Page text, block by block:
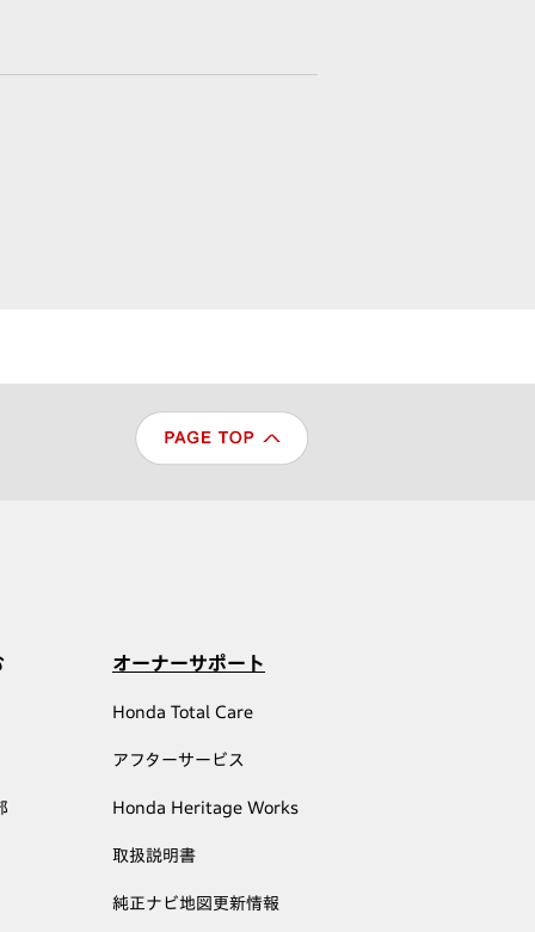
オーナーサポート
Honda Total Care
アフターサービス
Honda Heritage Works
取扱説明書
純正ナビ地図更新情報